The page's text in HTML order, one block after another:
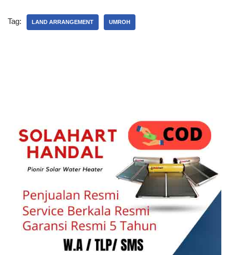
Tag: LAND ARRANGEMENT UMROH